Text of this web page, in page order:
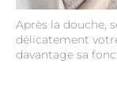
Après la douche,
délicatement
davantage sa